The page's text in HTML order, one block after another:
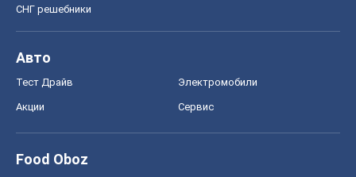
СНГ решебники
Авто
Тест Драйв Электромобили
Акции Сервис
Food Oboz